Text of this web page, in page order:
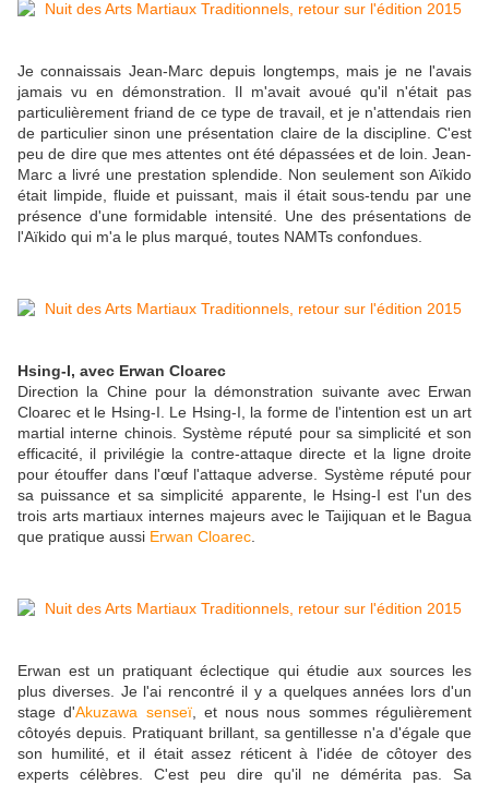
Je connaissais Jean-Marc depuis longtemps, mais je ne l'avais
jamais vu en démonstration. Il m'avait avoué qu'il n'était pas
particulièrement friand de ce type de travail, et je n'attendais rien
de particulier sinon une présentation claire de la discipline. C'est
peu de dire que mes attentes ont été dépassées et de loin. Jean-
Marc a livré une prestation splendide. Non seulement son Aïkido
était limpide, fluide et puissant, mais il était sous-tendu par une
présence d'une formidable intensité. Une des présentations de
l'Aïkido qui m'a le plus marqué, toutes NAMTs confondues.
Hsing-I, avec Erwan Cloarec
Direction la Chine pour la démonstration suivante avec Erwan
Cloarec et le Hsing-I. Le Hsing-I, la forme de l'intention est un art
martial interne chinois. Système réputé pour sa simplicité et son
efficacité, il privilégie la contre-attaque directe et la ligne droite
pour étouffer dans l'œuf l'attaque adverse. Système réputé pour
sa puissance et sa simplicité apparente, le Hsing-I est l'un des
trois arts martiaux internes majeurs avec le Taijiquan et le Bagua
que pratique aussi Erwan Cloarec
Erwan est un pratiquant éclectique qui étudie aux sources les
plus diverses. Je l'ai rencontré il y a quelques années lors d'un
stage d'Akuzawa senseï, et nous nous sommes régulièrement
côtoyés depuis. Pratiquant brillant, sa gentillesse n'a d'égale que
son humilité, et il était assez réticent à l'idée de côtoyer des
experts célèbres. C'est peu dire qu'il ne démérita pas. Sa